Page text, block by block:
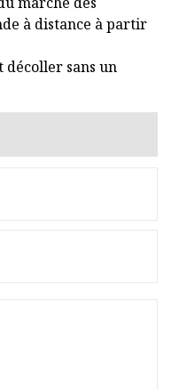
à distance à partir
décoller sans un